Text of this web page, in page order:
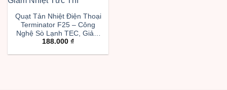
Quạt Tản Nhiệt Điện Thoại
Terminator F25 – Công
Nghệ Sò Lạnh TEC, Giảm
Nhiệt Tức Thì
188.000 ₫